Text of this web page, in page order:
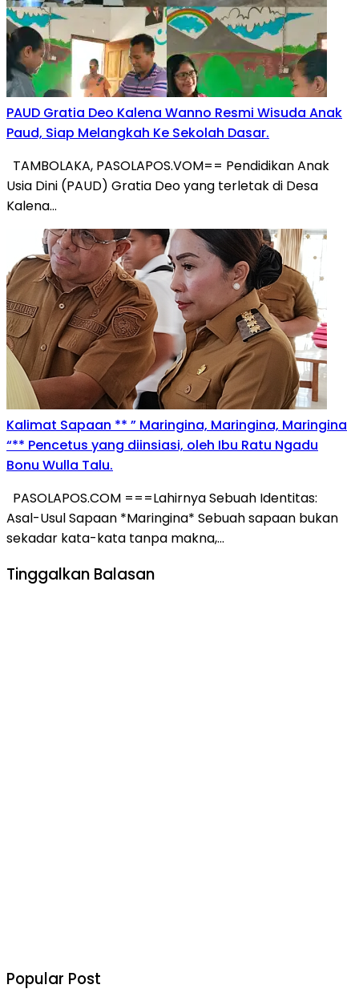
PAUD Gratia Deo Kalena Wanno Resmi Wisuda Anak
Paud, Siap Melangkah Ke Sekolah Dasar.
TAMBOLAKA, PASOLAPOS.VOM== Pendidikan Anak
Usia Dini (PAUD) Gratia Deo yang terletak di Desa
Kalena…
Kalimat Sapaan ** ” Maringina, Maringina, Maringina
“** Pencetus yang diinsiasi, oleh Ibu Ratu Ngadu
Bonu Wulla Talu.
PASOLAPOS.COM ===Lahirnya Sebuah Identitas:
Asal-Usul Sapaan *Maringina* Sebuah sapaan bukan
sekadar kata-kata tanpa makna,…
Tinggalkan Balasan
Popular Post